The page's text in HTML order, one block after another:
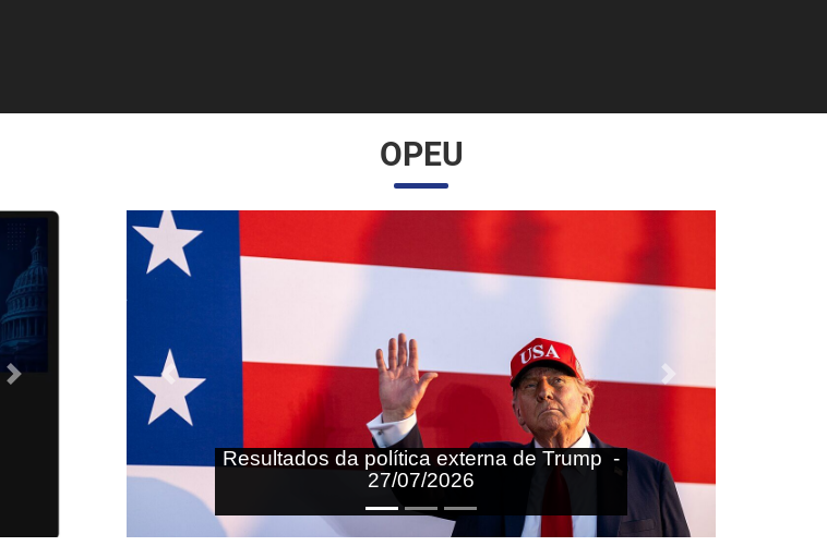
Próximo
OPEU
As terras raras nas agendas doméstica e
internacional do Brasil - 27/07/2026
Anterior Próximo